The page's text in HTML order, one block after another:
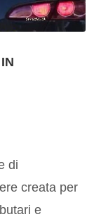
di
creata per
e